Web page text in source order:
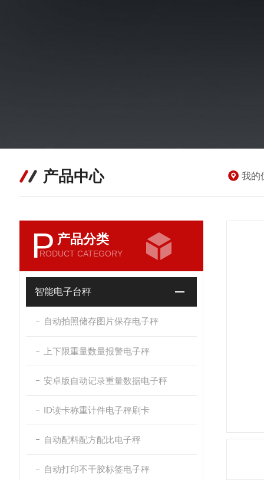
产品中心 我的
P 产品分类
RODUCT CATEGORY
智能电子台秤
自动拍照储存图片保存电子秤
上下限重量数量报警电子秤
安卓版自动记录重量数据电子秤
ID读卡称重计件电子秤刷卡
自动配料配方配比电子秤
自动打印不干胶标签电子秤